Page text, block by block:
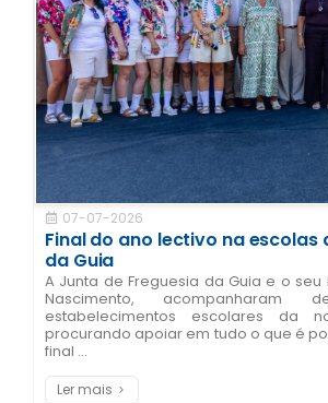
07-07-2026
Final do ano lectivo na escolas
da Guia
A Junta de Freguesia da Guia e o seu
Nascimento,
estabelecimentos escolares da
procurando apoiar em tudo o que é
final ...
Ler mais